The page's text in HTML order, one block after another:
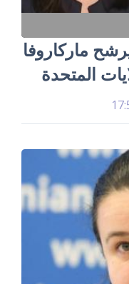
يرشح ماركاروفا
المتحدة